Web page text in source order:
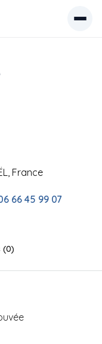
France
66 45 99 07
(0)